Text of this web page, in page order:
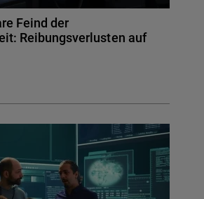
Feind der
Reibungsverlusten auf